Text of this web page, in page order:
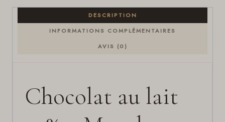
DESCRIPTION
INFORMATIONS COMPLÉMENTAIRES
AVIS (0)
Chocolat au lait